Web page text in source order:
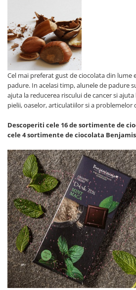
Cel mai preferat gust de ciocolata din lume
padure. In acelasi timp, alunele de padure
ajuta la reducerea riscului de cancer si
pielii, oaselor, articulatiilor si a problemelor
Descoperiti cele 16 de sortimente de
cele 4 sortimente de ciocolata